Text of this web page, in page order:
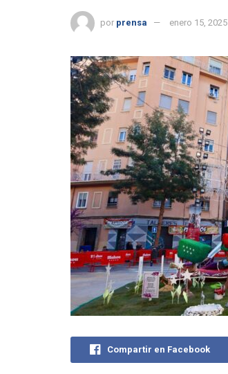
por prensa enero 15, 2025
Compartir en Facebook